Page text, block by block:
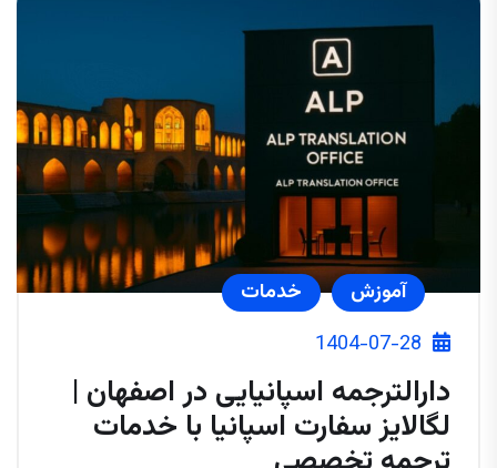
آموزش
خدمات
1404-07-28
دارالترجمه اسپانیایی در اصفهان |
لگالایز سفارت اسپانیا با خدمات